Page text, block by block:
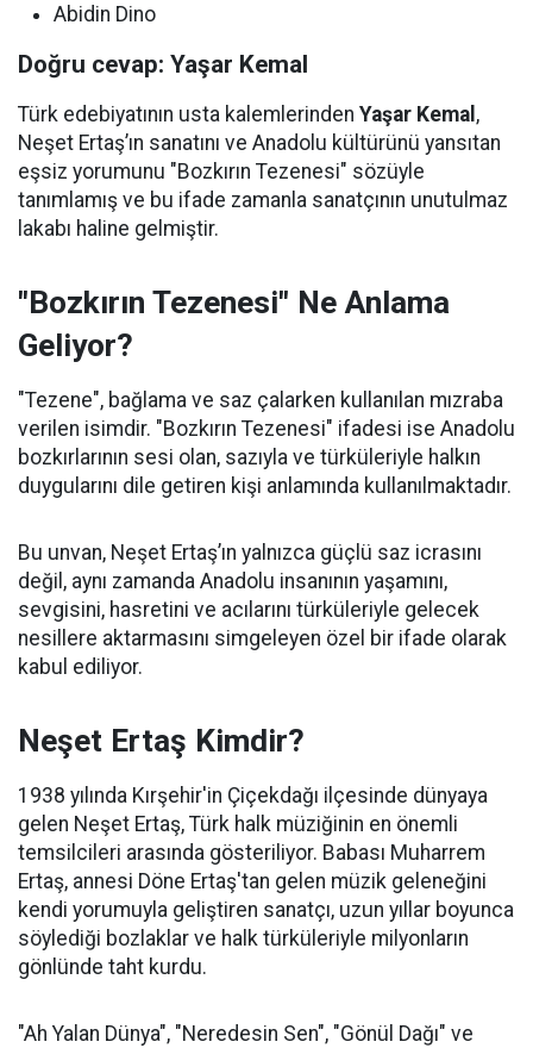
Abidin Dino
Doğru cevap: Yaşar Kemal
Türk edebiyatının usta kalemlerinden Yaşar Kemal ,
Neşet Ertaş’ın sanatını ve Anadolu kültürünü yansıtan
eşsiz yorumunu "Bozkırın Tezenesi" sözüyle
tanımlamış ve bu ifade zamanla sanatçının unutulmaz
lakabı haline gelmiştir.
"Bozkırın Tezenesi" Ne Anlama
Geliyor?
"Tezene", bağlama ve saz çalarken kullanılan mızraba
verilen isimdir. "Bozkırın Tezenesi" ifadesi ise Anadolu
bozkırlarının sesi olan, sazıyla ve türküleriyle halkın
duygularını dile getiren kişi anlamında kullanılmaktadır.
Bu unvan, Neşet Ertaş’ın yalnızca güçlü saz icrasını
değil, aynı zamanda Anadolu insanının yaşamını,
sevgisini, hasretini ve acılarını türküleriyle gelecek
nesillere aktarmasını simgeleyen özel bir ifade olarak
kabul ediliyor.
Neşet Ertaş Kimdir?
1938 yılında Kırşehir'in Çiçekdağı ilçesinde dünyaya
gelen Neşet Ertaş, Türk halk müziğinin en önemli
temsilcileri arasında gösteriliyor. Babası Muharrem
Ertaş, annesi Döne Ertaş'tan gelen müzik geleneğini
kendi yorumuyla geliştiren sanatçı, uzun yıllar boyunca
söylediği bozlaklar ve halk türküleriyle milyonların
gönlünde taht kurdu.
"Ah Yalan Dünya", "Neredesin Sen", "Gönül Dağı" ve